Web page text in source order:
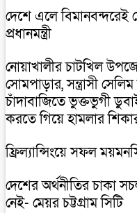
দেশে এলে বিমানবন্দরেই
প্রধানমন্ত্রী
নোয়াখালীর চাটখিল
সোমপাড়ার, সন্ত্রাসী
চাঁদাবাজিতে ভুক্তভুগী
করতে গিয়ে হামলার
ফ্রিল্যান্সিংয়ে সফল
দেশের অর্থনীতির চাকা
নেই- মেয়র চট্টগ্রাম সিটি